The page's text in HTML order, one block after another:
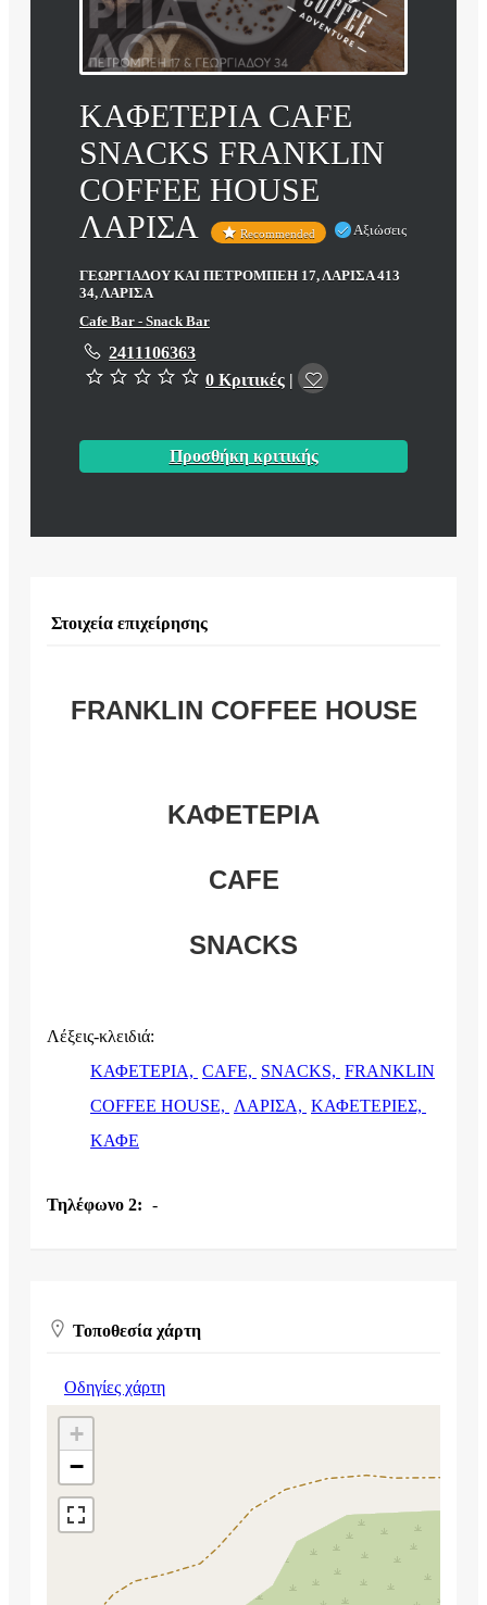
ΚΑΦΕΤΕΡΙΑ CAFE
SNACKS FRANKLIN
COFFEE HOUSE
ΛΑΡΙΣΑ
Recommended Αξιώσεις
ΓΕΩΡΓΙΑΔΟΥ ΚΑΙ ΠΕΤΡΟΜΠΕΗ 17, ΛΑΡΙΣΑ 413
34, ΛΑΡΙΣΑ
Cafe Bar - Snack Bar
2411106363
0 Κριτικές |
Προσθήκη κριτικής
Στοιχεία επιχείρησης
FRANKLIN COFFEE HOUSE
ΚΑΦΕΤΕΡΙΑ
CAFE
SNACKS
Λέξεις-κλειδιά:
ΚΑΦΕΤΕΡΙΑ, CAFE, SNACKS, FRANKLIN
COFFEE HOUSE, ΛΑΡΙΣΑ, ΚΑΦΕΤΕΡΙΕΣ,
ΚΑΦΕ
Τηλέφωνο 2: -
Τοποθεσία χάρτη
Οδηγίες χάρτη
+
−